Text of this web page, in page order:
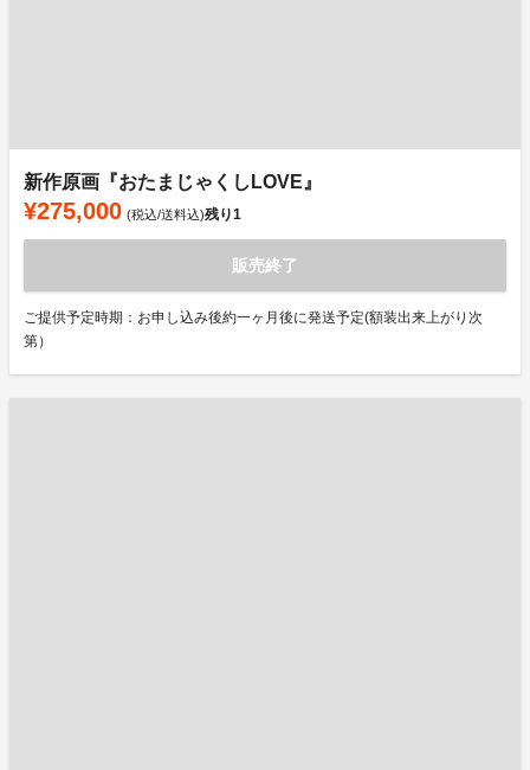
新作原画『おたまじゃくしLOVE』
¥275,000 (税込/送料込)残り1
販売終了
ご提供予定時期：お申し込み後約一ヶ月後に発送予定(額装出来上がり次
第）